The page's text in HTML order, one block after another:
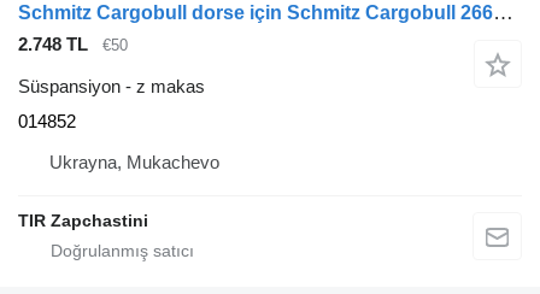
Schmitz Cargobull dorse için Schmitz Cargobull 26610400 014852 z makas
2.748 TL €50
Süspansiyon - z makas
014852
Ukrayna, Mukachevo
TIR Zapchastini